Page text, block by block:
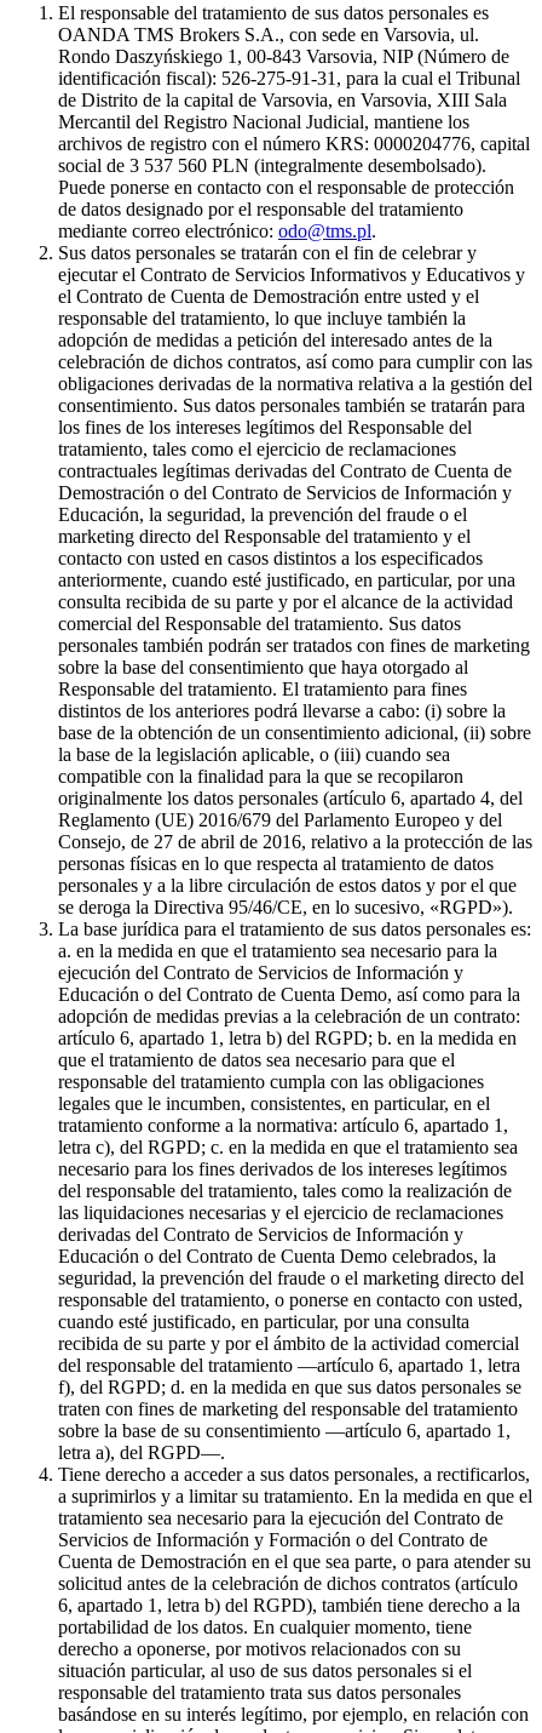
El responsable del tratamiento de sus datos personales es
OANDA TMS Brokers S.A., con sede en Varsovia, ul.
Rondo Daszyńskiego 1, 00-843 Varsovia, NIP (Número de
identificación fiscal): 526-275-91-31, para la cual el Tribunal
de Distrito de la capital de Varsovia, en Varsovia, XIII Sala
Mercantil del Registro Nacional Judicial, mantiene los
archivos de registro con el número KRS: 0000204776, capital
social de 3 537 560 PLN (integralmente desembolsado).
Puede ponerse en contacto con el responsable de protección
de datos designado por el responsable del tratamiento
mediante correo electrónico: odo@tms.pl.
Sus datos personales se tratarán con el fin de celebrar y
ejecutar el Contrato de Servicios Informativos y Educativos y
el Contrato de Cuenta de Demostración entre usted y el
responsable del tratamiento, lo que incluye también la
adopción de medidas a petición del interesado antes de la
celebración de dichos contratos, así como para cumplir con las
obligaciones derivadas de la normativa relativa a la gestión del
consentimiento. Sus datos personales también se tratarán para
los fines de los intereses legítimos del Responsable del
tratamiento, tales como el ejercicio de reclamaciones
contractuales legítimas derivadas del Contrato de Cuenta de
Demostración o del Contrato de Servicios de Información y
Educación, la seguridad, la prevención del fraude o el
marketing directo del Responsable del tratamiento y el
contacto con usted en casos distintos a los especificados
anteriormente, cuando esté justificado, en particular, por una
consulta recibida de su parte y por el alcance de la actividad
comercial del Responsable del tratamiento. Sus datos
personales también podrán ser tratados con fines de marketing
sobre la base del consentimiento que haya otorgado al
Responsable del tratamiento. El tratamiento para fines
distintos de los anteriores podrá llevarse a cabo: (i) sobre la
base de la obtención de un consentimiento adicional, (ii) sobre
la base de la legislación aplicable, o (iii) cuando sea
compatible con la finalidad para la que se recopilaron
originalmente los datos personales (artículo 6, apartado 4, del
Reglamento (UE) 2016/679 del Parlamento Europeo y del
Consejo, de 27 de abril de 2016, relativo a la protección de las
personas físicas en lo que respecta al tratamiento de datos
personales y a la libre circulación de estos datos y por el que
se deroga la Directiva 95/46/CE, en lo sucesivo, «RGPD»).
La base jurídica para el tratamiento de sus datos personales es:
a. en la medida en que el tratamiento sea necesario para la
ejecución del Contrato de Servicios de Información y
Educación o del Contrato de Cuenta Demo, así como para la
adopción de medidas previas a la celebración de un contrato:
artículo 6, apartado 1, letra b) del RGPD; b. en la medida en
que el tratamiento de datos sea necesario para que el
responsable del tratamiento cumpla con las obligaciones
legales que le incumben, consistentes, en particular, en el
tratamiento conforme a la normativa: artículo 6, apartado 1,
letra c), del RGPD; c. en la medida en que el tratamiento sea
necesario para los fines derivados de los intereses legítimos
del responsable del tratamiento, tales como la realización de
las liquidaciones necesarias y el ejercicio de reclamaciones
derivadas del Contrato de Servicios de Información y
Educación o del Contrato de Cuenta Demo celebrados, la
seguridad, la prevención del fraude o el marketing directo del
responsable del tratamiento, o ponerse en contacto con usted,
cuando esté justificado, en particular, por una consulta
recibida de su parte y por el ámbito de la actividad comercial
del responsable del tratamiento —artículo 6, apartado 1, letra
f), del RGPD; d. en la medida en que sus datos personales se
traten con fines de marketing del responsable del tratamiento
sobre la base de su consentimiento —artículo 6, apartado 1,
letra a), del RGPD—.
Tiene derecho a acceder a sus datos personales, a rectificarlos,
a suprimirlos y a limitar su tratamiento. En la medida en que el
tratamiento sea necesario para la ejecución del Contrato de
Servicios de Información y Formación o del Contrato de
Cuenta de Demostración en el que sea parte, o para atender su
solicitud antes de la celebración de dichos contratos (artículo
6, apartado 1, letra b) del RGPD), también tiene derecho a la
portabilidad de los datos. En cualquier momento, tiene
derecho a oponerse, por motivos relacionados con su
situación particular, al uso de sus datos personales si el
responsable del tratamiento trata sus datos personales
basándose en su interés legítimo, por ejemplo, en relación con